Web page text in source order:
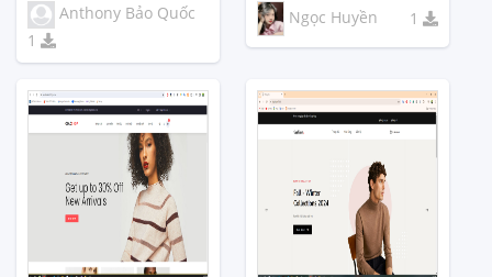
Anthony Bảo Quốc
1
Ngọc Huyền 1